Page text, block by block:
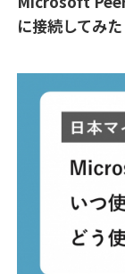
に接続してみた